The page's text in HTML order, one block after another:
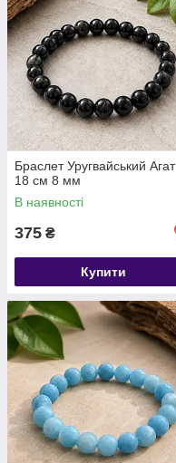
Браслет Уругвайський Агат
18 см 8 мм
В наявності
375 ₴
Купити